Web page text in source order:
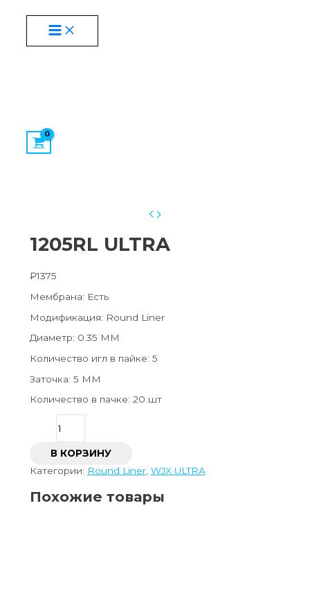
содержимому
1205RL ULTRA
₽1375
Мембрана: Есть
Модификация: Round Liner
Диаметр: 0.35 ММ
Количество игл в пайке: 5
Заточка: 5 ММ
Количество в пачке: 20 шт
товара
1205RL
ULTRA
В КОРЗИНУ
Категории: Round Liner, WJX ULTRA
Похожие товары